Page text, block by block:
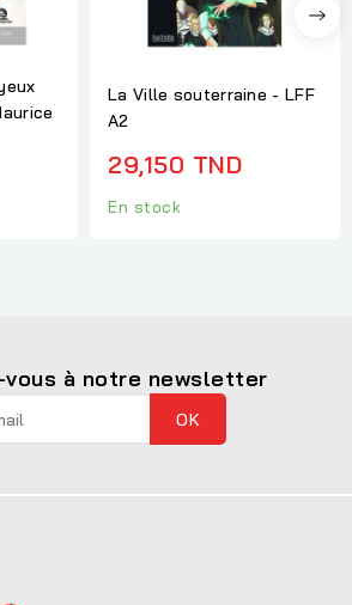
La Ville souterraine - LFF
A2
29,150 TND
En stock
vous à notre newsletter